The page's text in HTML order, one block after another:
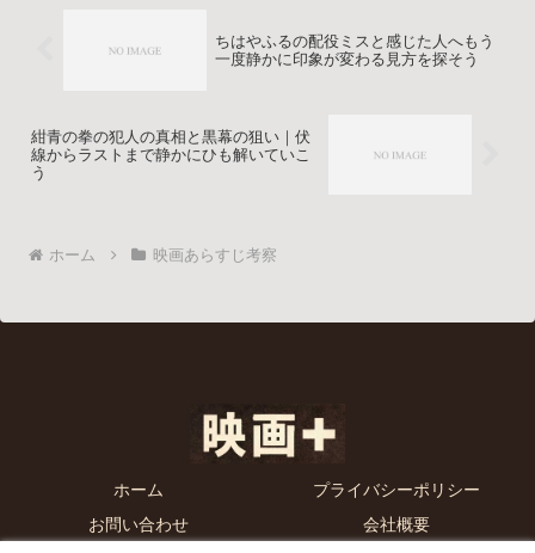
ちはやふるの配役ミスと感じた人へもう
一度静かに印象が変わる見方を探そう
紺青の拳の犯人の真相と黒幕の狙い｜伏
線からラストまで静かにひも解いていこ
う
ホーム 映画あらすじ考察
ホーム
プライバシーポリシー
お問い合わせ
会社概要